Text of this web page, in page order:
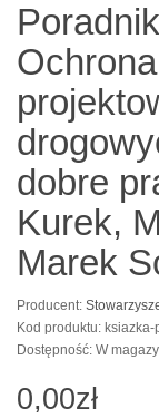
dobre
Kurek,
Marek
Producent:
Kod produktu:
Dostępność: W
0,00zł